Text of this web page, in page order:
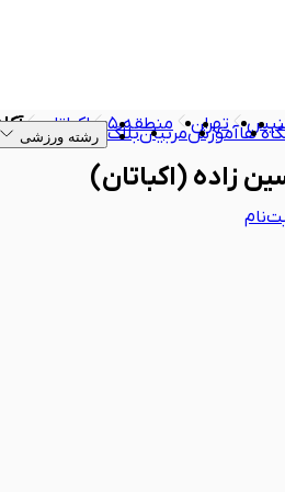
هاآموزشمربیانبلاگ رشته ورزشی
تهران منطقه ۵ اکباتان
زاده (اکباتان)